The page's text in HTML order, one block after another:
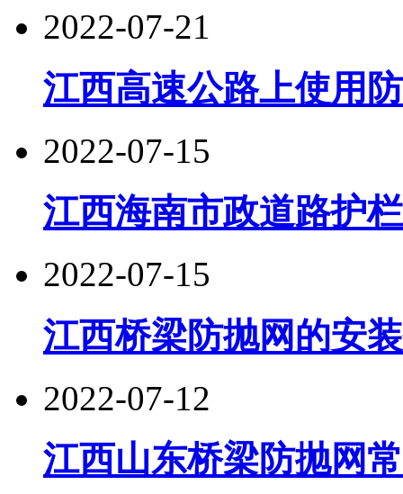
2022-07-21
江西高速公路上使用
2022-07-15
江西海南市政道路护
2022-07-15
江西桥梁防抛网的安
2022-07-12
江西山东桥梁防抛网